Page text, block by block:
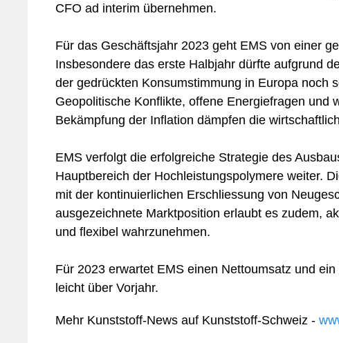
CFO ad interim übernehmen.
Für das Geschäftsjahr 2023 geht EMS von einer
Insbesondere das erste Halbjahr dürfte aufgrund
der gedrückten Konsumstimmung in Europa noch
Geopolitische Konflikte, offene Energiefragen und
Bekämpfung der Inflation dämpfen die
EMS verfolgt die erfolgreiche Strategie des
Hauptbereich der Hochleistungspolymere weiter.
mit der kontinuierlichen Erschliessung von
ausgezeichnete Marktposition erlaubt es zudem,
und flexibel wahrzunehmen.
Für 2023 erwartet EMS einen Nettoumsatz und
leicht über Vorjahr.
Mehr Kunststoff-News auf Kunststoff-Schweiz -